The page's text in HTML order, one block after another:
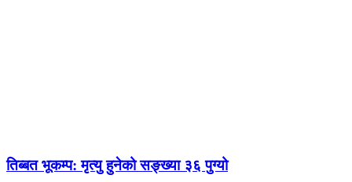
तिब्बत भूकम्प: मृत्यु हुनेको सङ्ख्या ३६ पुग्यो